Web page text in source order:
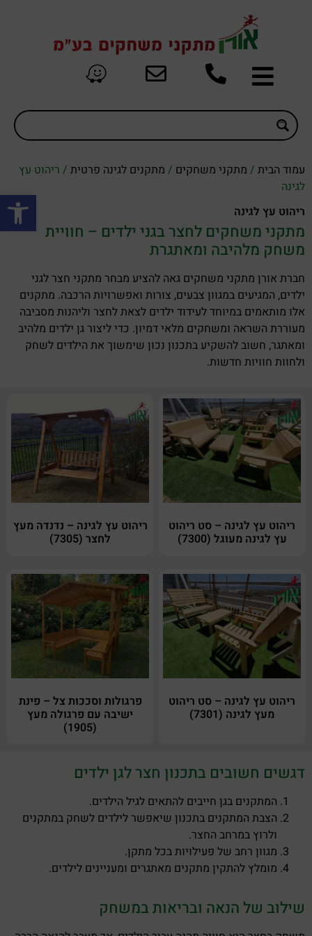
פתח
עמוד הבית / מתקני משחקים / מתקנים לגינה פרטית / ריהוט עץ
לגינה
ריהוט עץ לגינה
מתקני משחקים לחצר בגני ילדים – חוויית
משחק מלהיבה ומאתגרת
חברת אורן מתקני משחקים גאה להציע מבחר מתקני חצר לגני
ילדים, המגיעים במגוון צבעים, צורות ואפשרויות הרכבה. מתקנים
אלו מותאמים במיוחד לעידוד ילדים לצאת לחצר וליהנות מסביבה
מעוררת השראה ומשחקים מלאי דמיון. כדי ליצור גן ילדים מלהיב
ומאתגר, חשוב להשקיע בתכנון נכון שימשוך את הילדים לשחק
ולחוות חוויות חדשות.
ריהוט עץ לגינה – סט ריהוט
עץ לגינה מעוגל (7300)
ריהוט עץ לגינה – נדנדה מעץ
לחצר (7305)
ריהוט עץ לגינה – סט ריהוט
מעץ לגינה (7301)
פרגולות וסככות צל – פינת
ישיבה עם פרגולה מעץ
(1905)
דגשים חשובים בתכנון חצר לגן ילדים
המתקנים בגן חייבים להתאים לגיל הילדים.
הצבת המתקנים בתכנון שיאפשר לילדים לשחק במתקנים
ולרוץ במרחב החצר.
מגוון רחב של פעילויות בכל מתקן.
מומלץ להתקין מתקנים מאתגרים ומעניינים לילדים.
שילוב של הנאה ובריאות במשחק